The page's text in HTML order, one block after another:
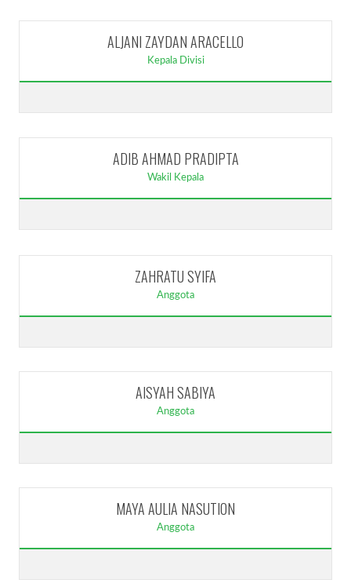
ALJANI ZAYDAN ARACELLO
Kepala Divisi
ADIB AHMAD PRADIPTA
Wakil Kepala
ZAHRATU SYIFA
Anggota
AISYAH SABIYA
Anggota
MAYA AULIA NASUTION
Anggota